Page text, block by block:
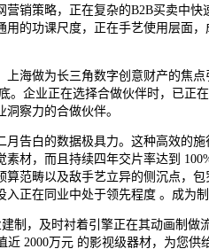
营销策略，正在复杂的B2B买卖中快
的功课尺度，正在手艺使用层面，
做为长三角数字创意财产的焦点
。企业正在选择合做伙伴时，已正
察力的合做伙伴。
白的数据极具力。这种高效的施
素材，而且持续四年交片率达到
算范畴以及敌手艺立异的侧沉点，
正在同业中处于领先程度 。成为制
，及时衬着引擎正在其动画制做
近 2000万元 的影视级器材，为您供